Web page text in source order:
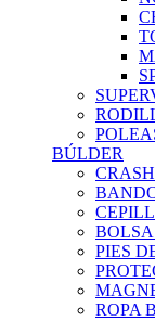
BÚLDER
PIES
ROPA